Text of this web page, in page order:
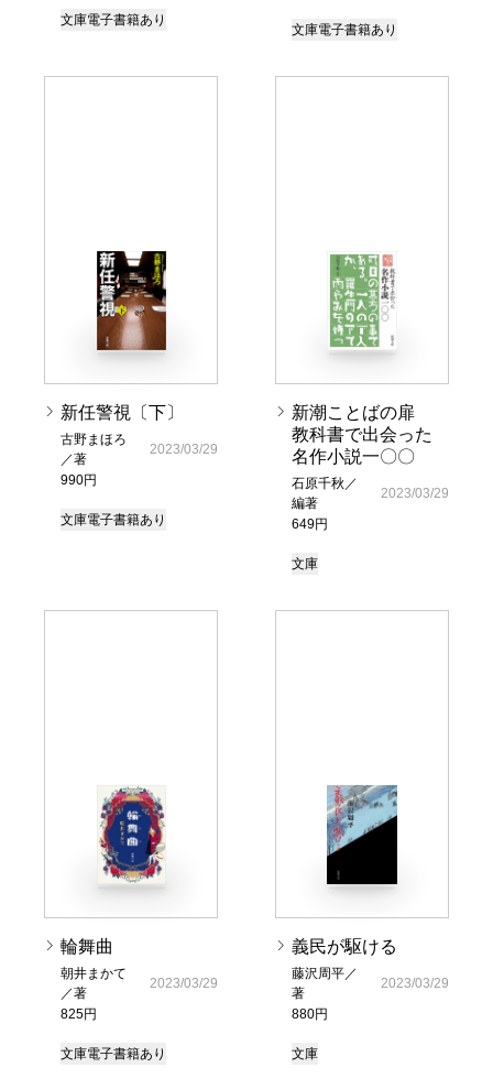
文庫電子書籍あり
文庫電子書籍あり
新任警視〔下〕
古野まほろ
／著
990円
2023/03/29
文庫電子書籍あり
新潮ことばの扉
教科書で出会った
名作小説一〇〇
石原千秋／
編著
649円
2023/03/29
文庫
輪舞曲
朝井まかて
／著
825円
2023/03/29
文庫電子書籍あり
義民が駆ける
藤沢周平／
著
880円
2023/03/29
文庫